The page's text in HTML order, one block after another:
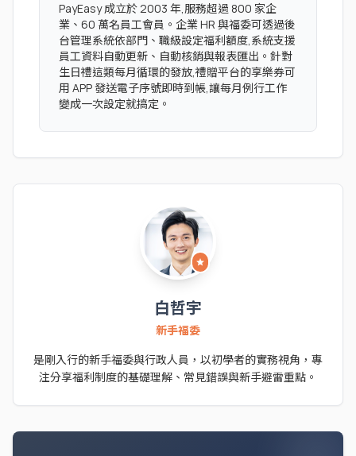
PayEasy 成立於 2003 年,服務超過 800 家企
業、60 萬名員工會員。企業 HR 與福委可透過後
台管理系統依部門、職級設定福利額度,系統支援
員工資料自動更新、自動核銷與報表匯出。針對
生日禮這類每月循環的發放,禮贈平台的享樂券可
用 APP 發送電子序號即時到帳,讓每月例行工作
變成一次設定就搞定。
star
白哲宇
新手福委
是剛入行的新手福委與行政人員，以初學者的實務視角，專
注分享福利制度的基礎理解、常見錯誤與新手避雷重點。